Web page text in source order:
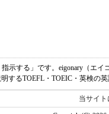
示する」です。eigonary（エ
明するTOEFL・TOEIC・英検の
当サイト